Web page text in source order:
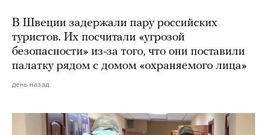
В Швеции задержали пару российских
туристов. Их посчитали «угрозой
безопасности» из-за того, что они поставили
палатку рядом с домом «охраняемого лица»
день назад